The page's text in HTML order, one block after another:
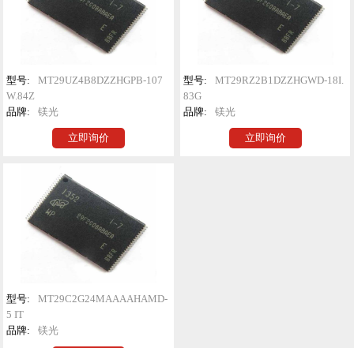
型号:
MT29UZ4B8DZZHGPB-107
W.84Z
品牌:
镁光
立即询价
型号:
MT29RZ2B1DZZHGWD-18I.
83G
品牌:
镁光
立即询价
型号:
MT29C2G24MAAAAHAMD-
5 IT
品牌:
镁光